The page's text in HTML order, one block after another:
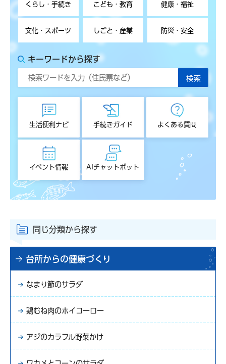
くらし・手続き こども・教育 健康・福祉
文化・スポーツ しごと・産業 防災・安全
キーワードから探す
生活便利ナビ 手続きガイド よくある質問
イベント情報 AIチャットボット
同じ分類から探す
台所からの健康づくり
なまり節のサラダ
鶏むね肉のホイコーロー
アジのカラフル野菜かけ